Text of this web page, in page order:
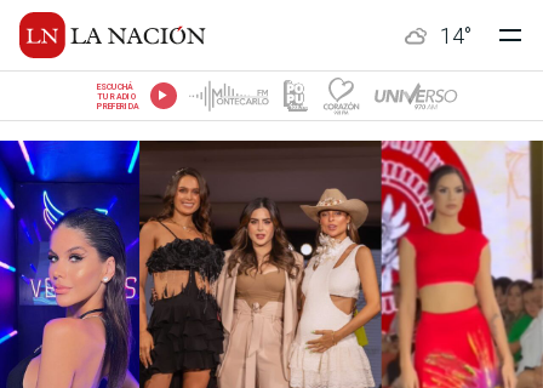
14°
ESCUCHÁ
TU RADIO
PREFERIDA